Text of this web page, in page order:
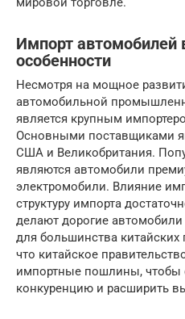
Импорт автомобилей
особенности
Несмотря на мощное
автомобильной
является крупным
Основными поставщиками
США и Великобритания.
являются автомобили
электромобили. Влияние
структуру импорта
делают дорогие
для большинства китайских
что китайское
импортные пошлины, чтобы
конкуренцию и расширить